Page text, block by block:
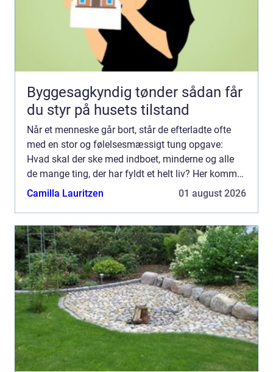
Byggesagkyndig tønder sådan får
du styr på husets tilstand
Når et menneske går bort, står de efterladte ofte
med en stor og følelsesmæssigt tung opgave:
Hvad skal der ske med indboet, minderne og alle
de mange ting, der har fyldt et helt liv? Her kommer
professionel dødsbo rydning ind i billedet. En
Camilla Lauritzen 01 august 2026